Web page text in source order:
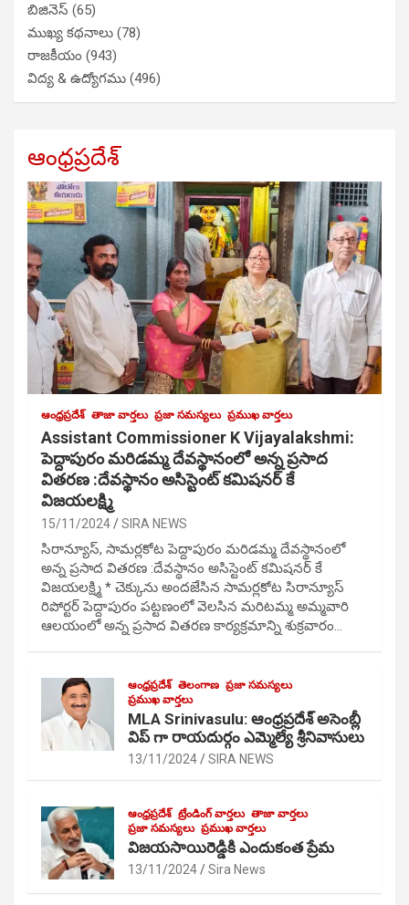
బిజినెస్ (65)
ముఖ్య కథనాలు (78)
రాజకీయం (943)
విద్య & ఉద్యోగము (496)
ఆంధ్రప్రదేశ్
ఆంధ్రప్రదేశ్ తాజా వార్తలు ప్రజా సమస్యలు ప్రముఖ వార్తలు
Assistant Commissioner K Vijayalakshmi:
పెద్దాపురం మరిడమ్మ దేవస్థానంలో అన్న ప్రసాద
వితరణ :దేవస్థానం అసిస్టెంట్ కమిషనర్ కే
విజయలక్ష్మి
15/11/2024 SIRA NEWS
సిరాన్యూస్, సామర్లకోట పెద్దాపురం మరిడమ్మ దేవస్థానంలో
అన్న ప్రసాద వితరణ :దేవస్థానం అసిస్టెంట్ కమిషనర్ కే
విజయలక్ష్మి * చెక్కును అందజేసిన సామర్లకోట సిరాన్యూస్
రిపోర్టర్ పెద్దాపురం పట్టణంలో వెలసిన మరిటమ్మ అమ్మవారి
ఆలయంలో అన్న ప్రసాద వితరణ కార్యక్రమాన్ని శుక్రవారం…
ఆంధ్రప్రదేశ్ తెలంగాణ ప్రజా సమస్యలు
ప్రముఖ వార్తలు
MLA Srinivasulu: ఆంధ్రప్రదేశ్ అసెంబ్లీ
విప్ గా రాయదుర్గం ఎమ్మెల్యే శ్రీనివాసులు
13/11/2024 SIRA NEWS
ఆంధ్రప్రదేశ్ ట్రేండింగ్ వార్తలు తాజా వార్తలు
ప్రజా సమస్యలు ప్రముఖ వార్తలు
విజయసాయిరెడ్డికి ఎందుకంత ప్రేమ
13/11/2024 Sira News